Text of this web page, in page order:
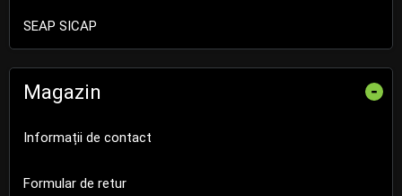
SEAP SICAP
Magazin -
Informații de contact
Formular de retur